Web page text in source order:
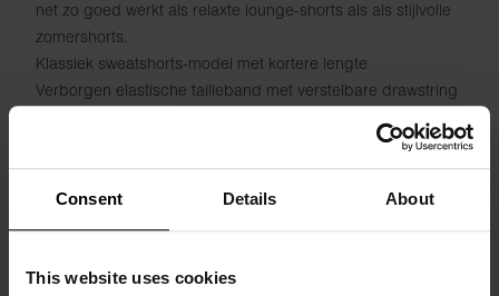
Consent Details About
This website uses cookies
net zo goed werkt als relaxte lounge-shorts als als stijlvolle
zomershorts.
Klassiek sweatshorts-model met kortere lengte
Verborgen elastische tailleband met verstelbare drawstring
Biologisch katoen voor ademend, zacht comfort
Ideaal voor training, thuis of als casual dagelijkse stijl
Specificatie